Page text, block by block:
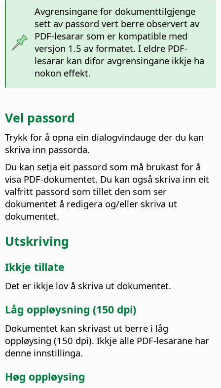
Avgrensingane for dokumenttilgjenge
sett av passord vert berre observert av
PDF-lesarar som er kompatible med
versjon 1.5 av formatet. I eldre PDF-
lesarar kan difor avgrensingane ikkje ha
nokon effekt.
Vel passord
Trykk for å opna ein dialogvindauge der du kan
skriva inn passorda.
Du kan setja eit passord som må brukast for å
visa PDF-dokumentet. Du kan også skriva inn eit
valfritt passord som tillet den som ser
dokumentet å redigera og/eller skriva ut
dokumentet.
Utskriving
Ikkje tillate
Det er ikkje lov å skriva ut dokumentet.
Låg oppløysning (150 dpi)
Dokumentet kan skrivast ut berre i låg
oppløysing (150 dpi). Ikkje alle PDF-lesarane har
denne innstillinga.
Høg oppløysing